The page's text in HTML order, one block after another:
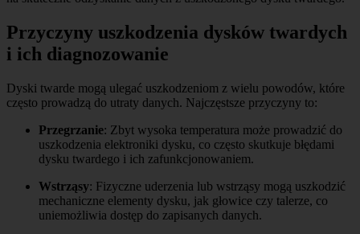
Przyczyny uszkodzenia dysków twardych
i ich diagnozowanie
Dyski twarde mogą ulegać uszkodzeniom z wielu powodów, które
często prowadzą do utraty danych. Najczęstsze przyczyny to:
Przegrzanie: Zbyt wysoka temperatura może prowadzić do
uszkodzenia elektroniki dysku, co często skutkuje błędami
dysku twardego i ich zafunkcjonowaniem.
Wstrząsy: Fizyczne uderzenia lub wstrząsy mogą uszkodzić
mechaniczne elementy dysku, jak głowice czy talerze, co
uniemożliwia dostęp do zapisanych danych.